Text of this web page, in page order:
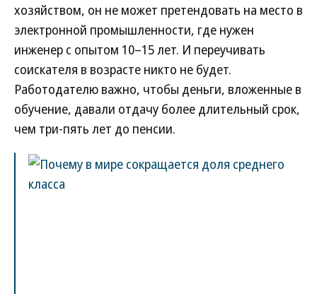
хозяйством, он не может претендовать на место в
электронной промышленности, где нужен
инженер с опытом 10–15 лет. И переучивать
соискателя в возрасте никто не будет.
Работодателю важно, чтобы деньги, вложенные в
обучение, давали отдачу более длительный срок,
чем три-пять лет до пенсии.